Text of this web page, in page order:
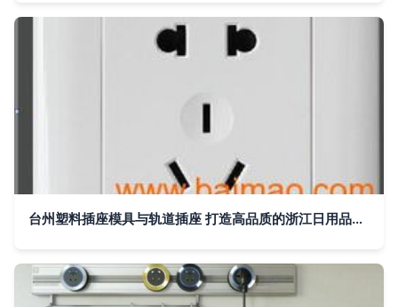
台州塑料插座模具与轨道插座 打造高品质的浙江日用品模具制造